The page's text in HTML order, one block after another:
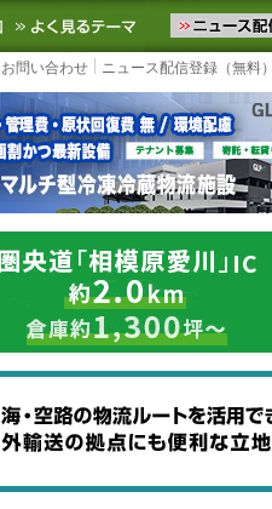
ュースをお届けします。物
お気に入りに追加 よく見るテー
問い合わせ ニュース配信登録（無料）